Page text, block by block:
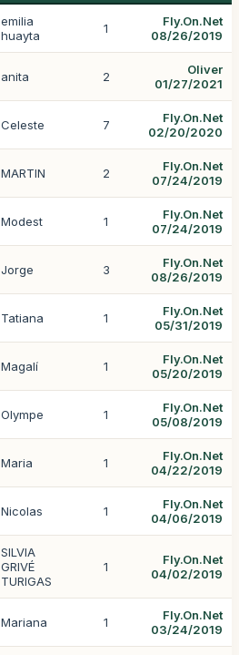
emilia
huayta
1
Fly.On.Net
08/26/2019
anita 2
Oliver
01/27/2021
Celeste 7
Fly.On.Net
02/20/2020
MARTIN 2
Fly.On.Net
07/24/2019
Modest 1
Fly.On.Net
07/24/2019
Jorge 3
Fly.On.Net
08/26/2019
Tatiana 1
Fly.On.Net
05/31/2019
Magalí 1
Fly.On.Net
05/20/2019
Olympe 1
Fly.On.Net
05/08/2019
Maria 1
Fly.On.Net
04/22/2019
Nicolas 1
Fly.On.Net
04/06/2019
SILVIA
GRIVÉ
TURIGAS
1
Fly.On.Net
04/02/2019
Mariana 1
Fly.On.Net
03/24/2019